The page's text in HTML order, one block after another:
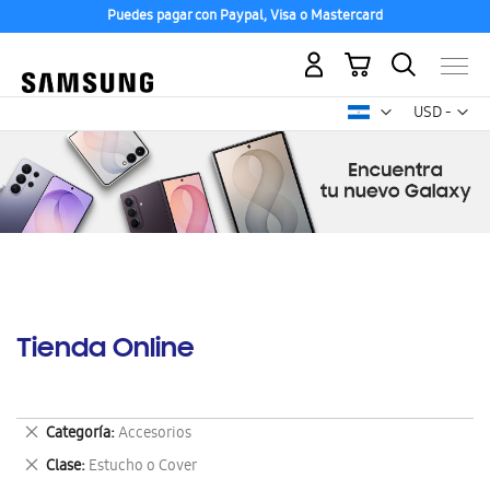
Puedes pagar con Paypal, Visa o Mastercard
USD -
dólar
Mi carrito
Tienda Online
Categoría Accesorios
Eliminar
este
artículo
Clase Estucho o Cover
Eliminar